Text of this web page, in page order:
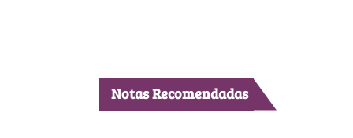
Notas Recomendadas